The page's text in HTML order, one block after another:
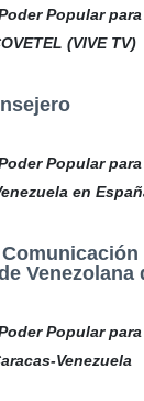
Popular
(VIVE TV)
Popular
en
Venezolana
Popular
Venezuela